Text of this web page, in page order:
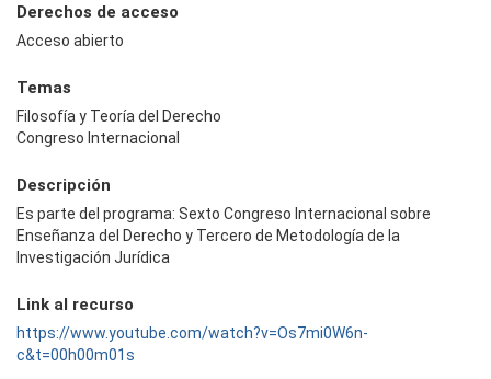
Derechos de acceso
Acceso abierto
Temas
Filosofía y Teoría del Derecho
Congreso Internacional
Descripción
Es parte del programa: Sexto Congreso Internacional sobre
Enseñanza del Derecho y Tercero de Metodología de la
Investigación Jurídica
Link al recurso
https://www.youtube.com/watch?v=Os7mi0W6n-
c&t=00h00m01s